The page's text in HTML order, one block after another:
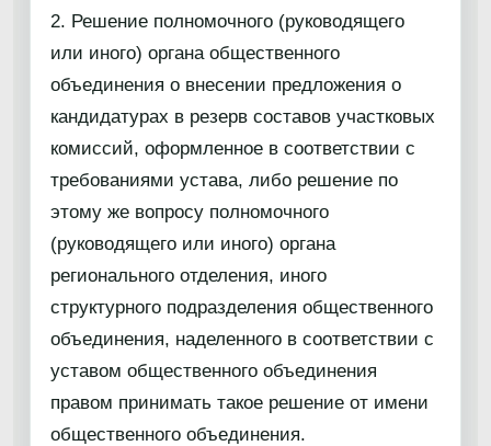
2. Решение полномочного (руководящего
или иного) органа общественного
объединения о внесении предложения о
кандидатурах в резерв составов участковых
комиссий, оформленное в соответствии с
требованиями устава, либо решение по
этому же вопросу полномочного
(руководящего или иного) органа
регионального отделения, иного
структурного подразделения общественного
объединения, наделенного в соответствии с
уставом общественного объединения
правом принимать такое решение от имени
общественного объединения.